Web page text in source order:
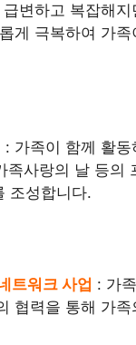
변하고 복잡해
게 극복하여 가
: 가족이 함께 활
족사랑의 날 등의
조성합니다.
트워크 사업 : 가
협력을 통해 가